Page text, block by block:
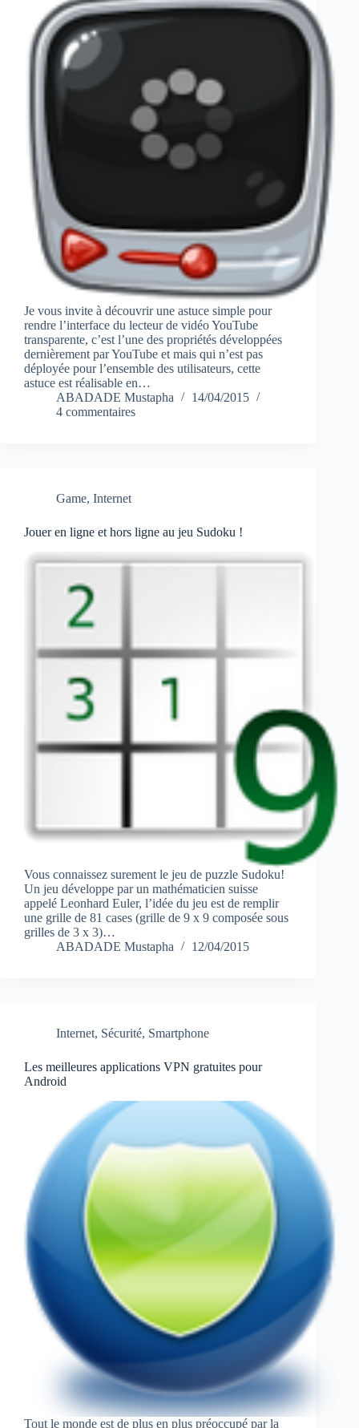
Je vous invite à découvrir une astuce simple pour
rendre l’interface du lecteur de vidéo YouTube
transparente, c’est l’une des propriétés développées
dernièrement par YouTube et mais qui n’est pas
déployée pour l’ensemble des utilisateurs, cette
astuce est réalisable en…
ABADADE Mustapha
14/04/2015
4 commentaires
Game, Internet
Jouer en ligne et hors ligne au jeu Sudoku !
Vous connaissez surement le jeu de puzzle Sudoku!
Un jeu développe par un mathématicien suisse
appelé Leonhard Euler, l’idée du jeu est de remplir
une grille de 81 cases (grille de 9 x 9 composée sous
grilles de 3 x 3)…
ABADADE Mustapha
12/04/2015
Internet, Sécurité, Smartphone
Les meilleures applications VPN gratuites pour
Android
Tout le monde est de plus en plus préoccupé par la